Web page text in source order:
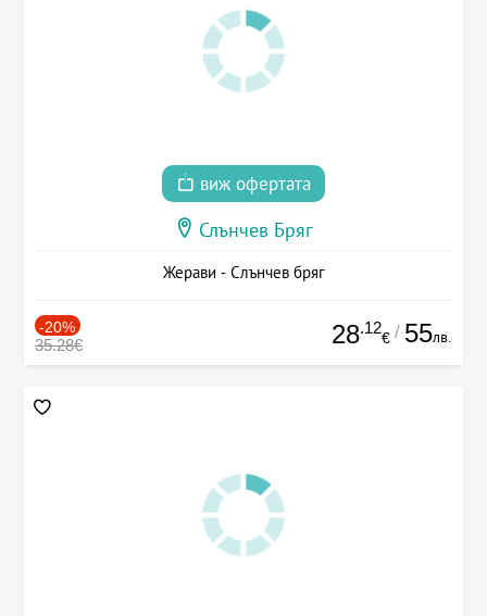
виж офертата
Слънчев Бряг
Жерави - Слънчев бряг
-20%
35.28€ 28.12
€ / 55лв.